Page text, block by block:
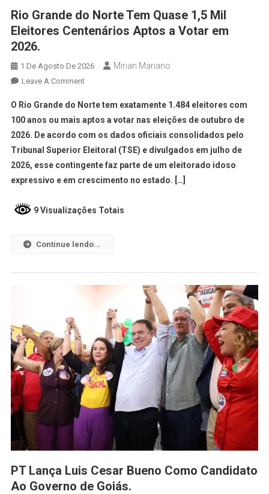
Rio Grande do Norte Tem Quase 1,5 Mil
Eleitores Centenários Aptos a Votar em
2026.
1 De Agosto De 2026 Mirian Mariano
Leave A Comment
O Rio Grande do Norte tem exatamente 1.484 eleitores com
100 anos ou mais aptos a votar nas eleições de outubro de
2026. De acordo com os dados oficiais consolidados pelo
Tribunal Superior Eleitoral (TSE) e divulgados em julho de
2026, esse contingente faz parte de um eleitorado idoso
expressivo e em crescimento no estado. […]
9 Visualizações Totais
Continue lendo...
PT Lança Luis Cesar Bueno Como Candidato
Ao Governo de Goiás.